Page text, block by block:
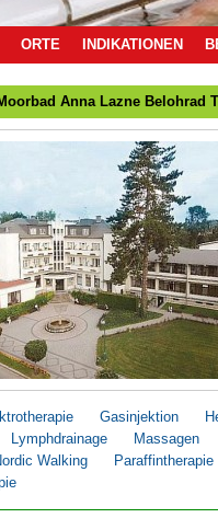
ORTE INDIKATIONEN
Anna Lazne Belohrad
Gasinjektion
Lymphdrainage Massagen
Walking Paraffintherapie